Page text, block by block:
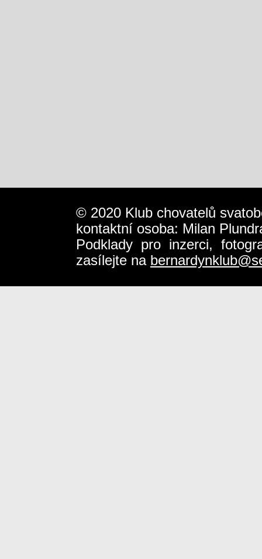
© 2020 Klub chovatelů
kontaktní osoba: Milan
Podklady pro inzerci,
zasílejte na